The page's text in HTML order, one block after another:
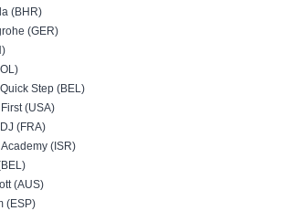
(BHR)
(GER)
Step (BEL)
(USA)
(FRA)
(ISR)
(AUS)
(ESP)